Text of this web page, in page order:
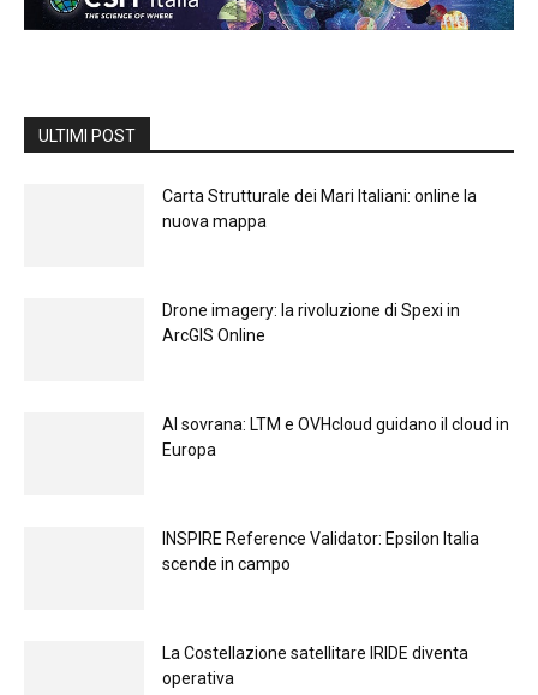
ULTIMI POST
Carta Strutturale dei Mari Italiani: online la
nuova mappa
Drone imagery: la rivoluzione di Spexi in
ArcGIS Online
Al sovrana: LTM е OVHcloud guidano il cloud in
Europа
INSPIRE Reference Validator: Epsilon Italia
scende in campo
La Costellazione satellitare IRIDE diventa
operativa